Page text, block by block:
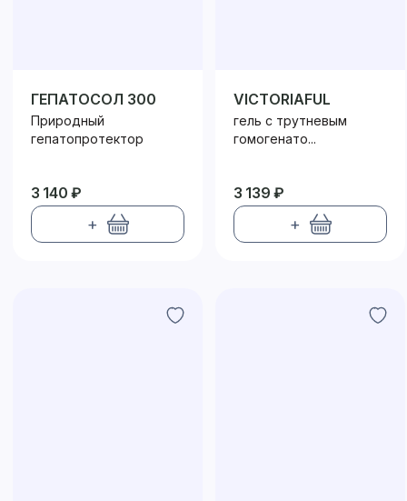
ГЕПАТОСОЛ 300
Природный
гепатопротектор
3 140 ₽
+
VICTORIAFUL
гель с трутневым
гомогенато...
3 139 ₽
+